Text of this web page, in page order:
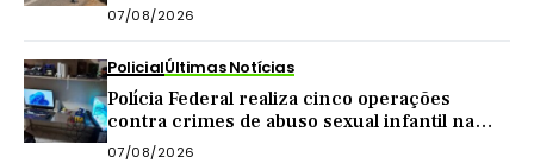
07/08/2026
PolicialÚltimas Notícias
Polícia Federal realiza cinco operações
contra crimes de abuso sexual infantil na
internet
07/08/2026